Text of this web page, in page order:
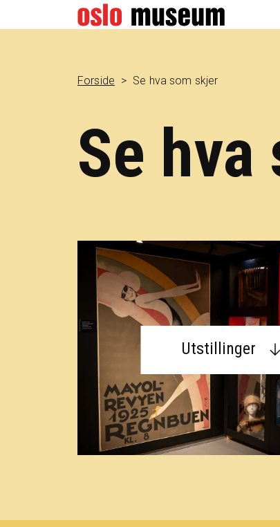
Forside Se hva som skjer
Se
Utstillinger